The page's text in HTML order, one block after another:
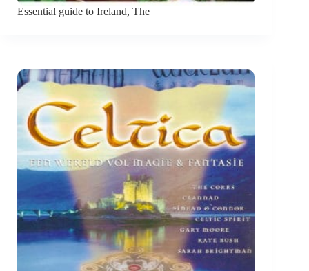
Essential guide to Ireland, The